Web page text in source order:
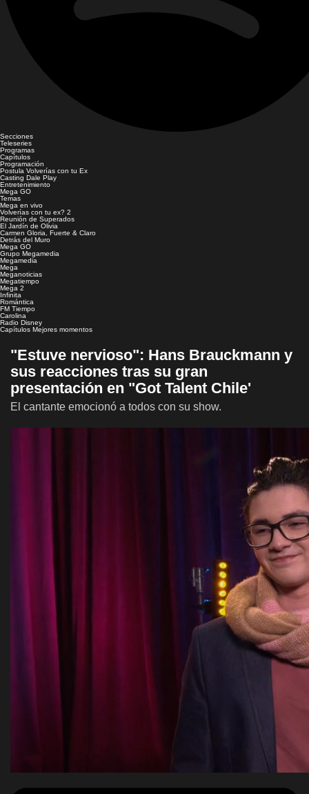
Secciones
Teleseries
Programas
Capítulos
Programación
Postula Volverías con tu Ex
Casting Dale Play
Entretenimiento
Mega GO
Temas
Mega en vivo
Volverías con tu ex? 2
Reunión de Superados
El Jardín de Olivia
Carmen Gloria, Fuerte & Claro
Detrás del Muro
Mega GO
Grupo Megamedia
Megamedia
Mega
Meganoticias
Megatiempo
Mega 2
Infinita
Romántica
FM Tiempo
Carolina
Radio Disney
Capítulos Mejores momentos
"Estuve nervioso": Hans Brauckmann y
sus reacciones tras su gran
presentación en "Got Talent Chile'
El cantante emocionó a todos con su show.